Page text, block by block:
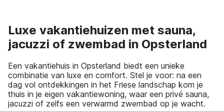
Luxe vakantiehuizen met sauna,
jacuzzi of zwembad in Opsterland
Een vakantiehuis in Opsterland biedt een unieke
combinatie van luxe en comfort. Stel je voor: na een
dag vol ontdekkingen in het Friese landschap kom je
thuis in je eigen vakantiewoning, waar een privé sauna,
jacuzzi of zelfs een verwarmd zwembad op je wacht.